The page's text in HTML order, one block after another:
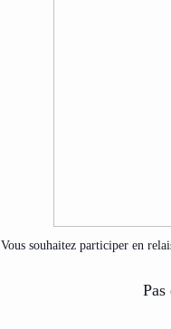
Vous souhaitez participer en
Pas